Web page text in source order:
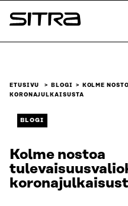
Siirry
suoraan
Sitra
ETUSIVU BLOGI
KOLME
KORONAJULKAISUSTA
BLOGI
Kolme nostoa